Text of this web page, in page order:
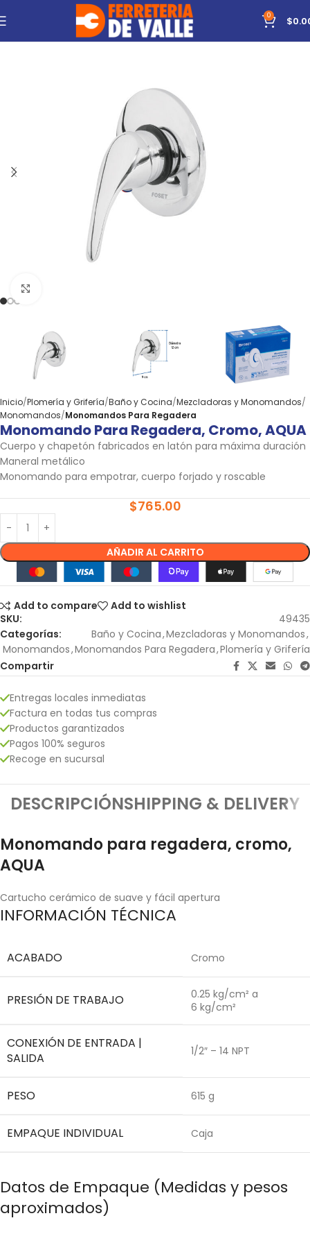
0 $
Inicio Plomería y Grifería Baño y Cocina Mezcladoras y Monomandos
Monomandos Monomandos Para Regadera
Monomando Para Regadera, Cromo, AQUA
Cuerpo y chapetón fabricados en latón para máxima duración
Maneral metálico
Monomando para empotrar, cuerpo forjado y roscable
$765.00
AÑADIR AL CARRITO
Add to compare
Add to wishlist
SKU:
49435
Categorías:
Baño y Cocina,Mezcladoras y Monomandos,
Monomandos,Monomandos Para Regadera,Plomería y Grifería
Compartir
Entregas locales inmediatas
Factura en todas tus compras
Productos garantizados
Pagos 100% seguros
Recoge en sucursal
DESCRIPCIÓNSHIPPING & DELIVERY
Monomando para regadera, cromo,
AQUA
Cartucho cerámico de suave y fácil apertura
INFORMACIÓN TÉCNICA
ACABADO Cromo
PRESIÓN DE TRABAJO
0.25 kg/cm² a
6 kg/cm²
CONEXIÓN DE ENTRADA |
SALIDA
1/2″ – 14 NPT
PESO 615 g
EMPAQUE INDIVIDUAL Caja
Datos de Empaque (Medidas y pesos
aproximados)